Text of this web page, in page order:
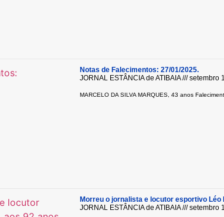
Notas de Falecimentos: 27/01/2025.
JORNAL ESTÂNCIA de ATIBAIA
setembro
MARCELO DA SILVA MARQUES, 43 anos
Morreu o jornalista e locutor esportivo Léo
JORNAL ESTÂNCIA de ATIBAIA
setembro